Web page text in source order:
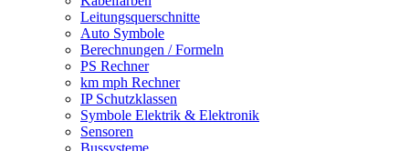
Leitungsquerschnitte
Auto Symbole
Berechnungen / Formeln
PS Rechner
km mph Rechner
IP Schutzklassen
Symbole Elektrik & Elektronik
Sensoren
Bussysteme